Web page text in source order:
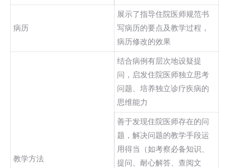
病历
展示了指导住院医师规范书
写病历的要点及教学过程，
病历修改的效果
教学方法
结合病例有层次地设疑提
问，启发住院医师独立思考
问题、培养独立诊疗疾病的
思维能力
善于发现住院医师存在的问
题，解决问题的教学手段运
用得当（如考察必备知识、
提问、耐心解答、查阅文